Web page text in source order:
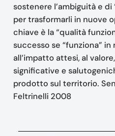
sostenere l’ambiguità e
per trasformarli in nuove
chiave è la “qualità
successo se “funziona”
all’impatto attesi, al
significative e
prodotto sul territorio.
Feltrinelli 2008